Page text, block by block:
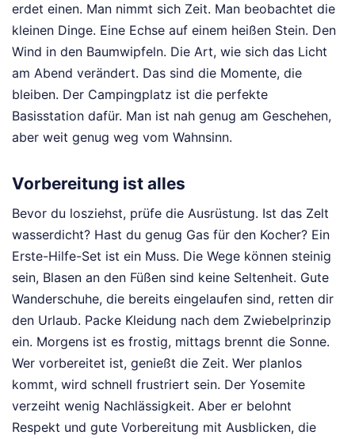
erdet einen. Man nimmt sich Zeit. Man beobachtet die
kleinen Dinge. Eine Echse auf einem heißen Stein. Den
Wind in den Baumwipfeln. Die Art, wie sich das Licht
am Abend verändert. Das sind die Momente, die
bleiben. Der Campingplatz ist die perfekte
Basisstation dafür. Man ist nah genug am Geschehen,
aber weit genug weg vom Wahnsinn.
Vorbereitung ist alles
Bevor du losziehst, prüfe die Ausrüstung. Ist das Zelt
wasserdicht? Hast du genug Gas für den Kocher? Ein
Erste-Hilfe-Set ist ein Muss. Die Wege können steinig
sein, Blasen an den Füßen sind keine Seltenheit. Gute
Wanderschuhe, die bereits eingelaufen sind, retten dir
den Urlaub. Packe Kleidung nach dem Zwiebelprinzip
ein. Morgens ist es frostig, mittags brennt die Sonne.
Wer vorbereitet ist, genießt die Zeit. Wer planlos
kommt, wird schnell frustriert sein. Der Yosemite
verzeiht wenig Nachlässigkeit. Aber er belohnt
Respekt und gute Vorbereitung mit Ausblicken, die